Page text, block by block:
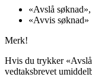
«Avslå
«Avvis søknad»
Merk!
Hvis du trykker
vedtaksbrevet